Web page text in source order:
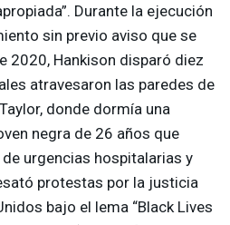
Durante la ejecución
sin previo aviso que se
2020, Hankison disparó diez
atravesaron las paredes de
donde dormía una
negra de 26 años que
urgencias hospitalarias y
protestas por la justicia
bajo el lema “Black Lives